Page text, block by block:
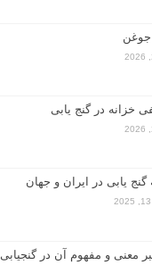
خزانه در گنج یابی
گنج‌ یابی در ایران و جهان
معنی و مفهوم آن در گنجیابی